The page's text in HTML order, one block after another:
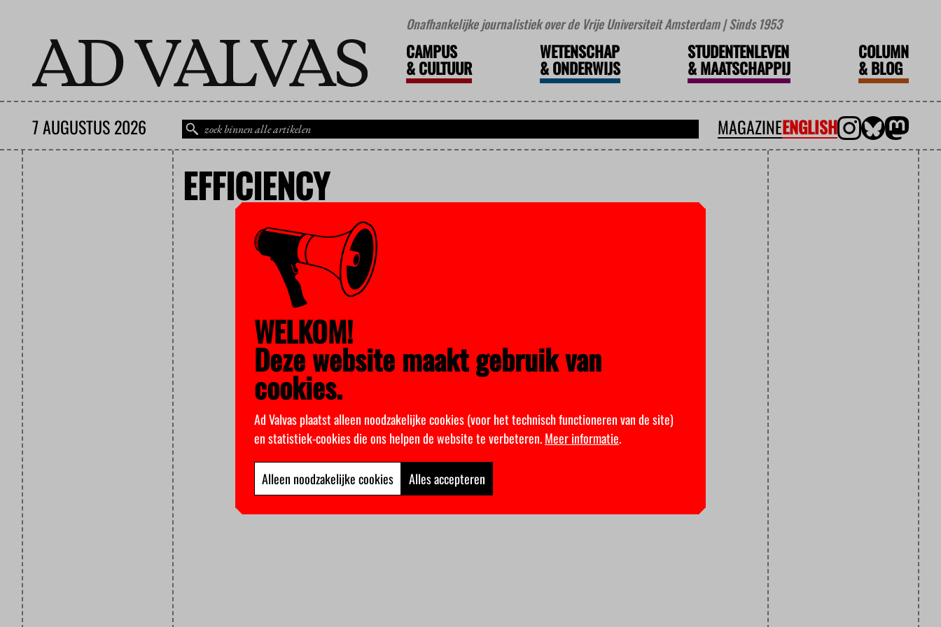
Onafhankelijke journalistiek over de Vrije Universiteit Amsterdam | Sinds 1953
CAMPUS
&CULTUUR
WETENSCHAP
&ONDERWIJS
STUDENTENLEVEN
&MAATSCHAPPIJ
COLUMN
&BLOG
7 AUGUSTUS 2026 MAGAZINEENGLISH
EFFICIENCY
WELKOM!
Deze website maakt gebruik van
cookies.
Ad Valvas plaatst alleen noodzakelijke cookies (voor het technisch functioneren van de site)
en statistiek-cookies die ons helpen de website te verbeteren.Meer informatie.
Alleen noodzakelijke cookies Alles accepteren